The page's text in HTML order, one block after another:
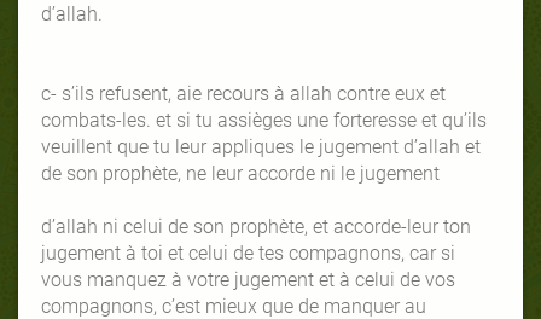
d’allah.
c- s’ils refusent, aie recours à allah contre eux et
combats-les. et si tu assièges une forteresse et qu’ils
veuillent que tu leur appliques le jugement d’allah et
de son prophète, ne leur accorde ni le jugement
d’allah ni celui de son prophète, et accorde-leur ton
jugement à toi et celui de tes compagnons, car si
vous manquez à votre jugement et à celui de vos
compagnons, c’est mieux que de manquer au